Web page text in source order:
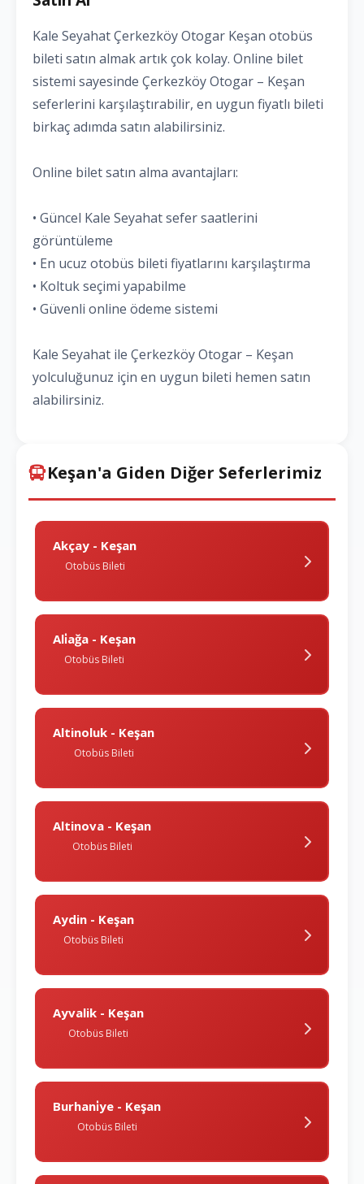
Kale Seyahat Çerkezköy Otogar Keşan otobüs
bileti satın almak artık çok kolay. Online bilet
sistemi sayesinde Çerkezköy Otogar – Keşan
seferlerini karşılaştırabilir, en uygun fiyatlı bileti
birkaç adımda satın alabilirsiniz.
Online bilet satın alma avantajları:
• Güncel Kale Seyahat sefer saatlerini
görüntüleme
• En ucuz otobüs bileti fiyatlarını karşılaştırma
• Koltuk seçimi yapabilme
• Güvenli online ödeme sistemi
Kale Seyahat ile Çerkezköy Otogar – Keşan
yolculuğunuz için en uygun bileti hemen satın
alabilirsiniz.
Keşan'a Giden Diğer Seferlerimiz
Akçay - Keşan
Otobüs Bileti
Ali̇ağa - Keşan
Otobüs Bileti
Altinoluk - Keşan
Otobüs Bileti
Altinova - Keşan
Otobüs Bileti
Aydin - Keşan
Otobüs Bileti
Ayvalik - Keşan
Otobüs Bileti
Burhani̇ye - Keşan
Otobüs Bileti